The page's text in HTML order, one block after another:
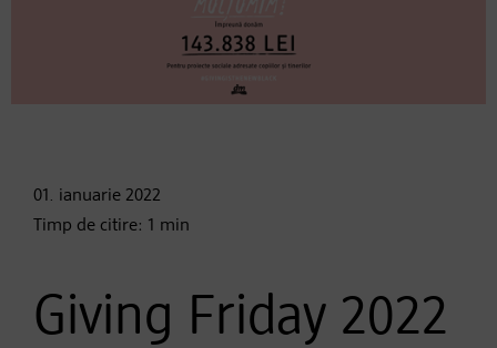
01. ianuarie 2022
Timp de citire: 1 min
Giving Friday 2022